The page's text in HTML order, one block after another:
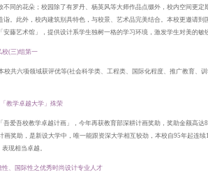
不同的花朵；校园除了有罗丹、杨英风等大师作品点缀外，校内空间更定
诣。此外，校内建筑别具特色，与校景、艺术品完美结合。 本校更邀请到
安藤艺术馆」，提供设计系学生独树一格的学习环境，激发学生对美的敏
校(三)组第一
校共六项领域获评优等(社会科学类、工程类、国际化程度、推广教育、
教学卓越大学」殊荣
吾爱吾校教学卓越计画」，今年再获教育部深耕计画奖助，奖助金额高达
画奖助， 是新设大学中，唯一能跟资深大学相互较劲，本校自95年起连续
现相当卓越。
性、国际性之优秀时尚设计专业人才